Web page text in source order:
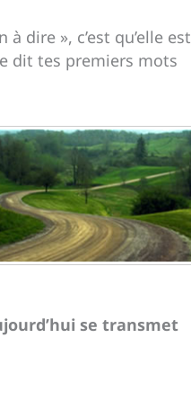
dire », c’est qu’elle est
dit tes premiers mots
se transmet